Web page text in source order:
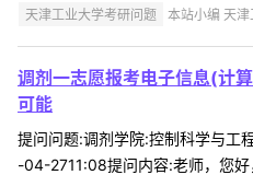
天津工业大学考研问题 本站小编 天
调剂一志愿报考电子信息(计
可能
提问问题:调剂学院:控制科学与
-04-2711:08提问内容:老师，您